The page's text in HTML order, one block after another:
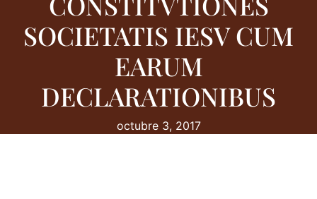
SOCIETATIS IESV CUM
EARUM
DECLARATIONIBUS
octubre 3, 2017